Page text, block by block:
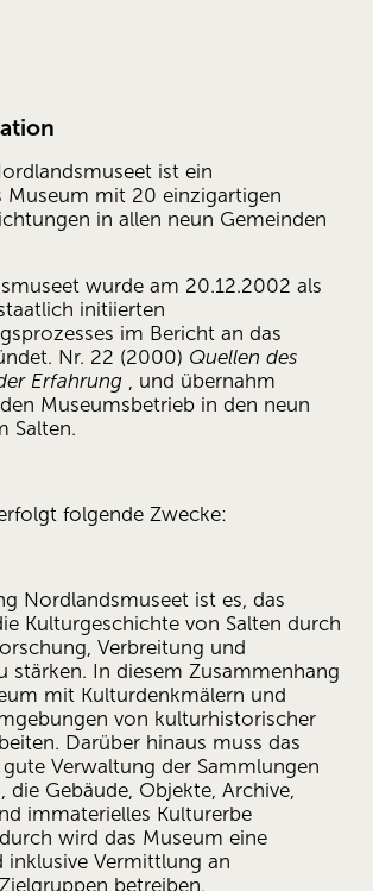
ist ein
Museum mit 20 einzigartigen
in allen neun Gemeinden
wurde am 20.12.2002 als
initiierten
im Bericht an das
Nr. 22 (2000) Quellen des
Erfahrung , und übernahm
Museumsbetrieb in den neun
Salten.
folgende Zwecke:
Nordlandsmuseet ist es, das
Kulturgeschichte von Salten durch
Verbreitung und
stärken. In diesem Zusammenhang
mit Kulturdenkmälern und
von kulturhistorischer
Darüber hinaus muss das
Verwaltung der Sammlungen
die Gebäude, Objekte, Archive,
immaterielles Kulturerbe
wird das Museum eine
inklusive Vermittlung an
betreiben.